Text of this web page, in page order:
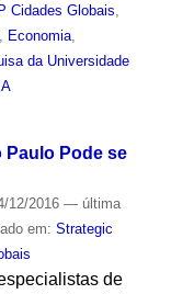
Cidades Globais
Economia,
da Universidade
Paulo Pode se
12/2016 — última
em: Strategic
de